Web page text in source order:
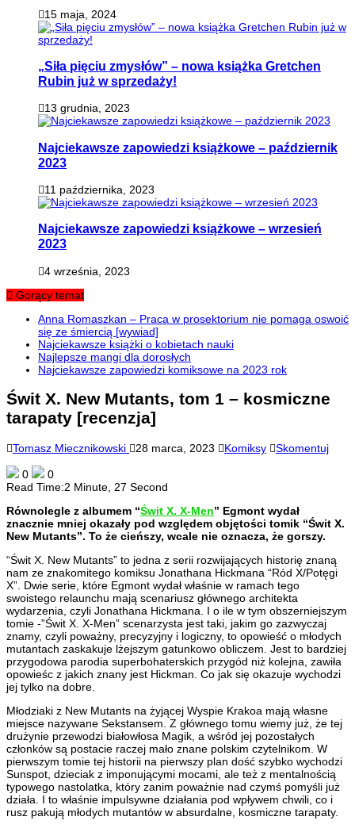
15 maja, 2024
„Siła pięciu zmysłów” – nowa książka Gretchen
Rubin już w sprzedaży!
13 grudnia, 2023
Najciekawsze zapowiedzi książkowe – październik
2023
11 października, 2023
Najciekawsze zapowiedzi książkowe – wrzesień
2023
4 września, 2023
Gorący temat
Anna Romaszkan – Praca w prosektorium nie pomaga oswoić
się ze śmiercią [wywiad]
Najciekawsze książki o kobietach nauki
Najlepsze mangi dla dorosłych
Najciekawsze zapowiedzi komiksowe na 2023 rok
Świt X. New Mutants, tom 1 – kosmiczne
tarapaty [recenzja]
Tomasz Miecznikowski 28 marca, 2023 Komiksy Skomentuj
0
0
Read Time:2 Minute, 27 Second
Równolegle z albumem “Świt X. X-Men” Egmont wydał
znacznie mniej okazały pod względem objętości tomik “Świt X.
New Mutants”. To że cieńszy, wcale nie oznacza, że gorszy.
“Świt X. New Mutants” to jedna z serii rozwijających historię znaną
nam ze znakomitego komiksu Jonathana Hickmana “Ród X/Potęgi
X”. Dwie serie, które Egmont wydał właśnie w ramach tego
swoistego relaunchu mają scenariusz głównego architekta
wydarzenia, czyli Jonathana Hickmana. I o ile w tym obszerniejszym
tomie -”Świt X. X-Men” scenarzysta jest taki, jakim go zazwyczaj
znamy, czyli poważny, precyzyjny i logiczny, to opowieść o młodych
mutantach zaskakuje lżejszym gatunkowo obliczem. Jest to bardziej
przygodowa parodia superbohaterskich przygód niż kolejna, zawiła
opowieśc z jakich znany jest Hickman. Co jak się okazuje wychodzi
jej tylko na dobre.
Młodziaki z New Mutants na żyjącej Wyspie Krakoa mają własne
miejsce nazywane Sekstansem. Z głównego tomu wiemy już, że tej
drużynie przewodzi białowłosa Magik, a wśród jej pozostałych
członków są postacie raczej mało znane polskim czytelnikom. W
pierwszym tomie tej historii na pierwszy plan dość szybko wychodzi
Sunspot, dzieciak z imponującymi mocami, ale też z mentalnością
typowego nastolatka, który zanim poważnie nad czymś pomyśli już
działa. I to właśnie impulsywne działania pod wpływem chwili, co i
rusz pakują młodych mutantów w absurdalne, kosmiczne tarapaty.